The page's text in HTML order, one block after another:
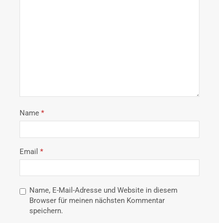
Name *
Email *
Name, E-Mail-Adresse und Website in diesem
Browser für meinen nächsten Kommentar
speichern.